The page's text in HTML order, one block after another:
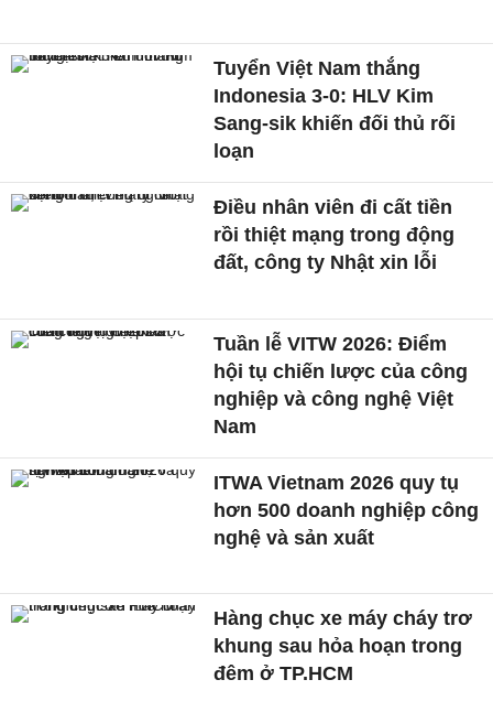
Tuyển Việt Nam thắng
Indonesia 3-0: HLV Kim
Sang-sik khiến đối thủ rối
loạn
Điều nhân viên đi cất tiền
rồi thiệt mạng trong động
đất, công ty Nhật xin lỗi
Tuần lễ VITW 2026: Điểm
hội tụ chiến lược của công
nghiệp và công nghệ Việt
Nam
ITWA Vietnam 2026 quy tụ
hơn 500 doanh nghiệp công
nghệ và sản xuất
Hàng chục xe máy cháy trơ
khung sau hỏa hoạn trong
đêm ở TP.HCM